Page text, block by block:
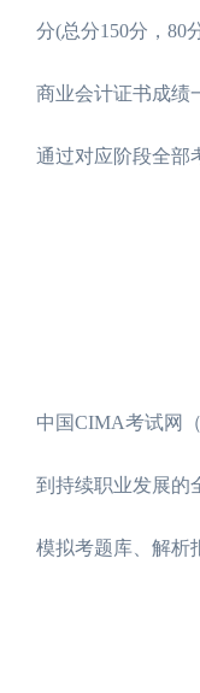
分(总分150分，80
商业会计证书成绩
通过对应阶段全部
中国CIMA考试网
到持续职业发展
模拟考题库、解析